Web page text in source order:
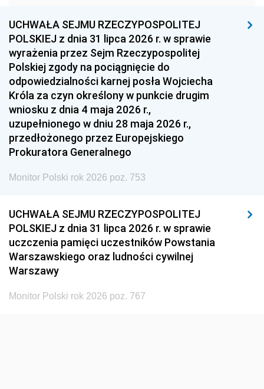
1954 1953 1952
1951 1950 1949
1948 1947
1939 1938 1937
1936 1930
UCHWAŁA SEJMU RZECZYPOSPOLITEJ
POLSKIEJ z dnia 31 lipca 2026 r. w sprawie
wyrażenia przez Sejm Rzeczypospolitej
Polskiej zgody na pociągnięcie do
odpowiedzialności karnej posła Wojciecha
Króla za czyn określony w punkcie drugim
wniosku z dnia 4 maja 2026 r.,
uzupełnionego w dniu 28 maja 2026 r.,
przedłożonego przez Europejskiego
Prokuratora Generalnego
Monitor Polski rok 2026 poz. 753
UCHWAŁA SEJMU RZECZYPOSPOLITEJ
POLSKIEJ z dnia 31 lipca 2026 r. w sprawie
uczczenia pamięci uczestników Powstania
Warszawskiego oraz ludności cywilnej
Warszawy
Monitor Polski rok 2026 poz. 767